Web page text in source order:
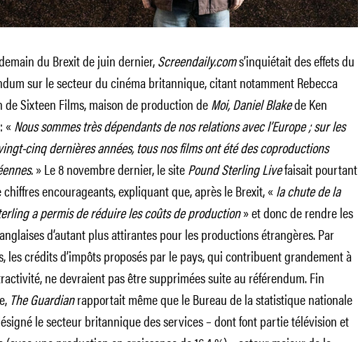
du Brexit de juin dernier,Screendaily.coms’inquiétait des effets du
sur le secteur du cinéma britannique, citant notamment Rebecca
de Sixteen Films, maison de production deMoi, Daniel Blakede Ken
«Nous sommes très dépendants de nos relations avec l’Europe ; sur les
cinq dernières années, tous nos films ont été des coproductions
» Le 8 novembre dernier, le sitePound Sterling Livefaisait pourtant
encourageants, expliquant que, après le Brexit, «la chute de la
a permis de réduire les coûts de production» et donc de rendre les
d’autant plus attirantes pour les productions étrangères. Par
les crédits d’impôts proposés par le pays, qui contribuent grandement à
ne devraient pas être supprimées suite au référendum. Fin
The Guardianrapportait même que le Bureau de la statistique nationale
le secteur britannique des services – dont font partie télévision et